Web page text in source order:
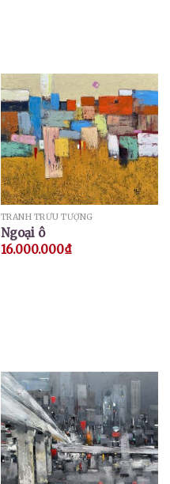
TRANH TRỪU TƯỢNG
Ngoại ô
16.000.000₫